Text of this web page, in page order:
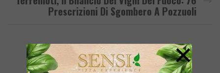
Prescrizioni Di Sgombero A Pozzuoli
×